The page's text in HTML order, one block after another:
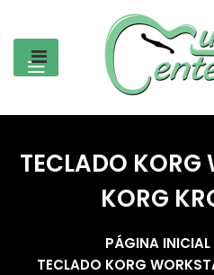
content
TECLADO KORG
KORG
PÁGINA INICIAL
TECLADO KORG